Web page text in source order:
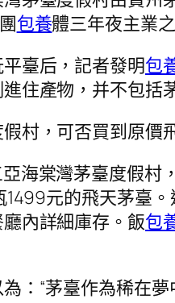
包養體三年夜主業
臺后，記者發明包
住產物，并不包括
村，可否買到原價
海棠灣茅臺度假村
元的飛天茅臺。
內詳細庫存。飯包
：“茅臺作為稀在